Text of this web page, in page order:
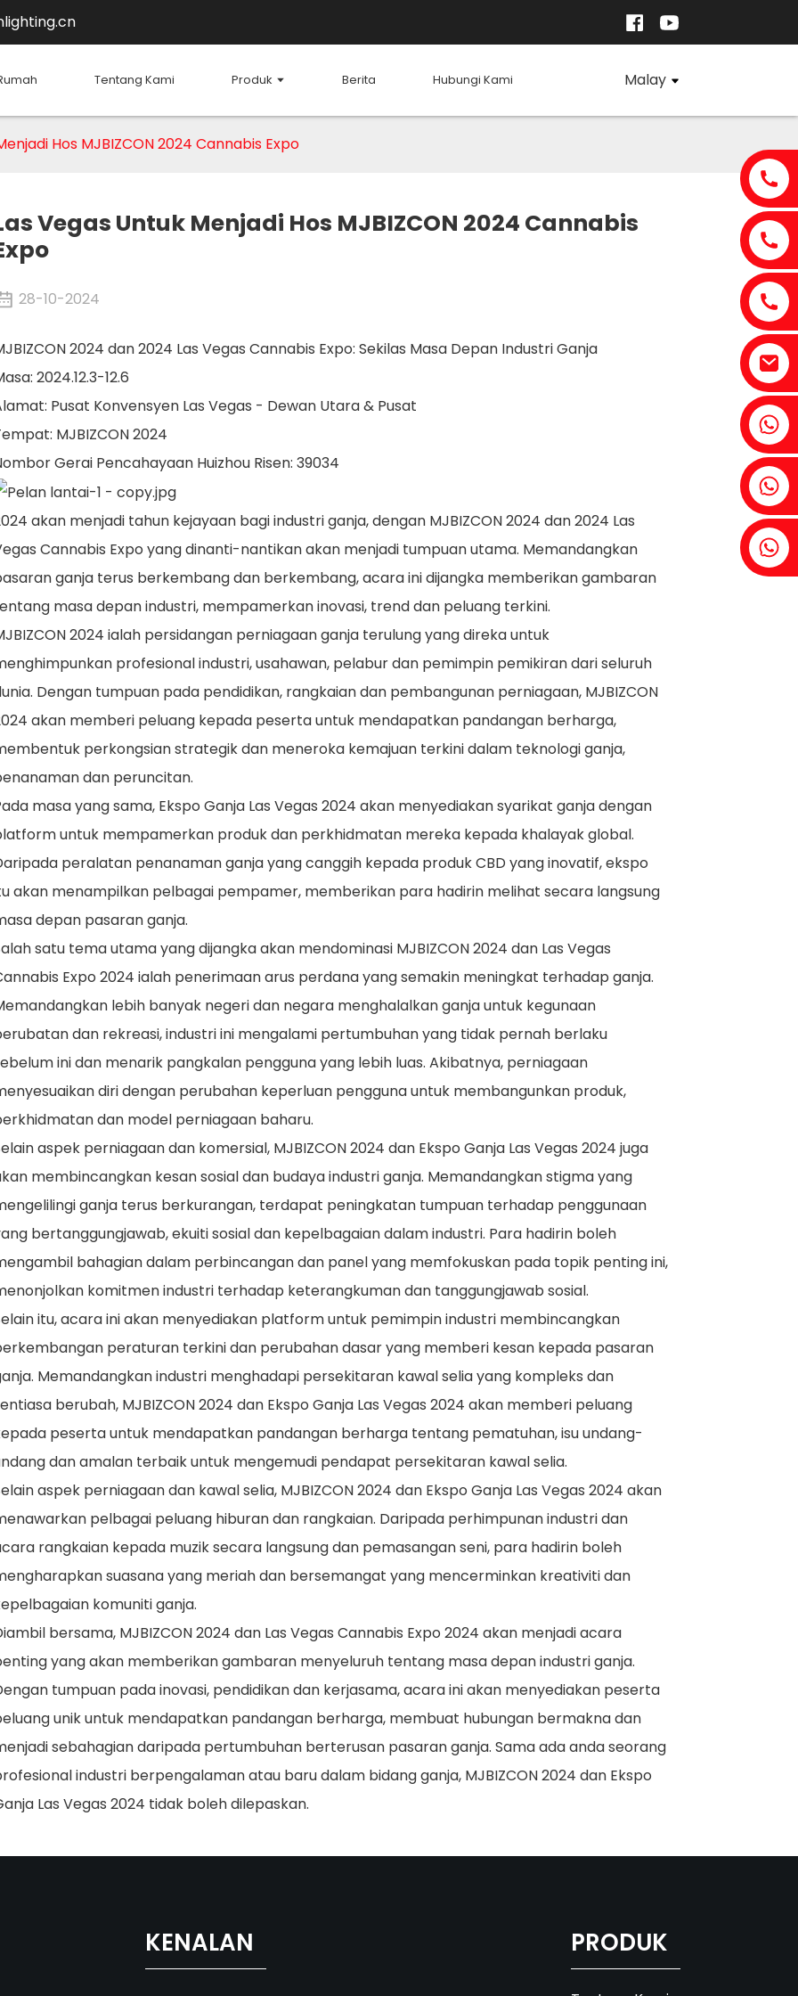
Tentang Kami Produk Berita Hubungi Kami Malay
Tobin: +86 18818667168
Hos MJBIZCON 2024 Cannabis Expo
Vegas Untuk Menjadi Hos MJBIZCON 2024 Cannabis
28-10-2024
2024 dan 2024 Las Vegas Cannabis Expo: Sekilas Masa Depan Industri Ganja
2024.12.3-12.6
Pusat Konvensyen Las Vegas - Dewan Utara & Pusat
MJBIZCON 2024
Gerai Pencahayaan Huizhou Risen: 39034
akan menjadi tahun kejayaan bagi industri ganja, dengan MJBIZCON 2024 dan 2024 Las
Cannabis Expo yang dinanti-nantikan akan menjadi tumpuan utama. Memandangkan
ganja terus berkembang dan berkembang, acara ini dijangka memberikan gambaran
masa depan industri, mempamerkan inovasi, trend dan peluang terkini.
2024 ialah persidangan perniagaan ganja terulung yang direka untuk
profesional industri, usahawan, pelabur dan pemimpin pemikiran dari seluruh
Dengan tumpuan pada pendidikan, rangkaian dan pembangunan perniagaan, MJBIZCON
akan memberi peluang kepada peserta untuk mendapatkan pandangan berharga,
perkongsian strategik dan meneroka kemajuan terkini dalam teknologi ganja,
dan peruncitan.
masa yang sama, Ekspo Ganja Las Vegas 2024 akan menyediakan syarikat ganja dengan
untuk mempamerkan produk dan perkhidmatan mereka kepada khalayak global.
peralatan penanaman ganja yang canggih kepada produk CBD yang inovatif, ekspo
akan menampilkan pelbagai pempamer, memberikan para hadirin melihat secara langsung
depan pasaran ganja.
satu tema utama yang dijangka akan mendominasi MJBIZCON 2024 dan Las Vegas
Expo 2024 ialah penerimaan arus perdana yang semakin meningkat terhadap ganja.
lebih banyak negeri dan negara menghalalkan ganja untuk kegunaan
dan rekreasi, industri ini mengalami pertumbuhan yang tidak pernah berlaku
ini dan menarik pangkalan pengguna yang lebih luas. Akibatnya, perniagaan
diri dengan perubahan keperluan pengguna untuk membangunkan produk,
dan model perniagaan baharu.
aspek perniagaan dan komersial, MJBIZCON 2024 dan Ekspo Ganja Las Vegas 2024 juga
membincangkan kesan sosial dan budaya industri ganja. Memandangkan stigma yang
ganja terus berkurangan, terdapat peningkatan tumpuan terhadap penggunaan
bertanggungjawab, ekuiti sosial dan kepelbagaian dalam industri. Para hadirin boleh
bahagian dalam perbincangan dan panel yang memfokuskan pada topik penting ini,
komitmen industri terhadap keterangkuman dan tanggungjawab sosial.
itu, acara ini akan menyediakan platform untuk pemimpin industri membincangkan
peraturan terkini dan perubahan dasar yang memberi kesan kepada pasaran
Memandangkan industri menghadapi persekitaran kawal selia yang kompleks dan
berubah, MJBIZCON 2024 dan Ekspo Ganja Las Vegas 2024 akan memberi peluang
peserta untuk mendapatkan pandangan berharga tentang pematuhan, isu undang-
dan amalan terbaik untuk mengemudi pendapat persekitaran kawal selia.
aspek perniagaan dan kawal selia, MJBIZCON 2024 dan Ekspo Ganja Las Vegas 2024 akan
pelbagai peluang hiburan dan rangkaian. Daripada perhimpunan industri dan
rangkaian kepada muzik secara langsung dan pemasangan seni, para hadirin boleh
suasana yang meriah dan bersemangat yang mencerminkan kreativiti dan
komuniti ganja.
bersama, MJBIZCON 2024 dan Las Vegas Cannabis Expo 2024 akan menjadi acara
yang akan memberikan gambaran menyeluruh tentang masa depan industri ganja.
tumpuan pada inovasi, pendidikan dan kerjasama, acara ini akan menyediakan peserta
unik untuk mendapatkan pandangan berharga, membuat hubungan bermakna dan
sebahagian daripada pertumbuhan berterusan pasaran ganja. Sama ada anda seorang
industri berpengalaman atau baru dalam bidang ganja, MJBIZCON 2024 dan Ekspo
Las Vegas 2024 tidak boleh dilepaskan.
KENALAN PRODUK